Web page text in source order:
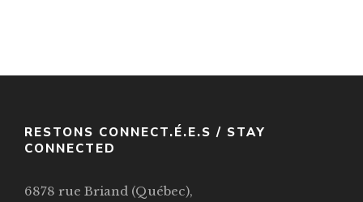
RESTONS CONNECT.É.E.S / STAY
CONNECTED
6878 rue Briand (Québec),